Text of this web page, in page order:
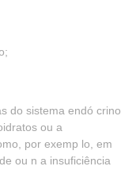
do sistema endó crino
ou a
por exemp lo, em
ou n a insuficiência